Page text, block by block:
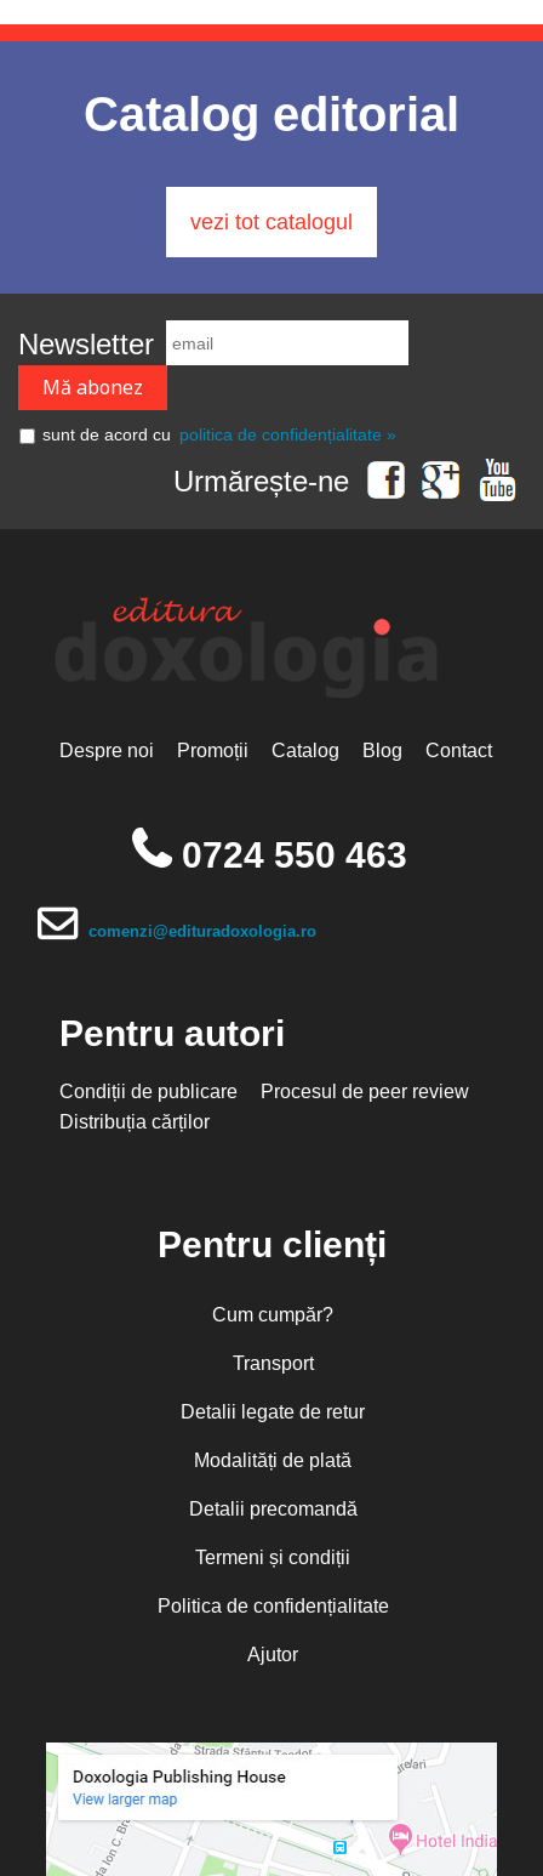
Catalog editorial
vezi tot catalogul
Newsletter
sunt de acord cu politica de confidențialitate »
Urmărește-ne
Despre noi Promoții Catalog Blog Contact
0724 550 463
comenzi@edituradoxologia.ro
Pentru autori
Condiții de publicare
Procesul de peer review
Distribuția cărților
Pentru clienți
Cum cumpăr?
Transport
Detalii legate de retur
Modalități de plată
Detalii precomandă
Termeni și condiții
Politica de confidențialitate
Ajutor